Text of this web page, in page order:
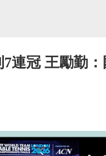
連冠 王勵勤